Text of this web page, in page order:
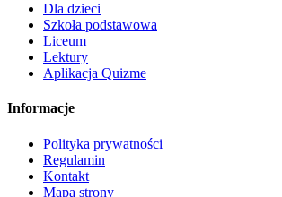
Dla dzieci
Szkoła podstawowa
Liceum
Lektury
Aplikacja Quizme
Informacje
Polityka prywatności
Regulamin
Kontakt
Mapa strony